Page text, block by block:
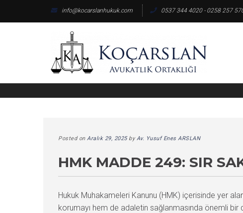
info@kocarslanhukuk.com 0537 344 4020 - 0258 257
Posted on Aralık 29, 2025byAv. Yusuf Enes ARSLAN
HMK MADDE 249: SIR
Hukuk Muhakameleri Kanunu (HMK) içerisinde yer
korumayı hem de adaletin sağlanmasında önemli bir